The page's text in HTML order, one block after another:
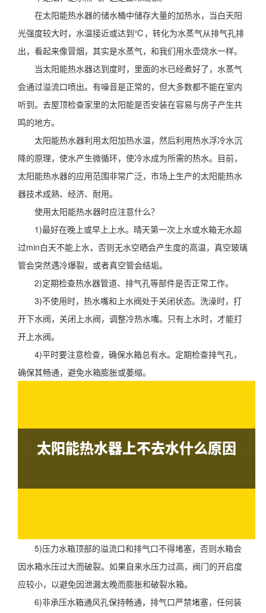
在太阳能热水器的储水桶中储存大量的加热水，当白天阳
光强度较大时，水温接近或达到℃，转化为水蒸气从排气孔排
出，看起来像冒烟，其实是水蒸气，和我们用水壶烧水一样。
当太阳能热水器达到度时，里面的水已经煮好了，水蒸气
会通过溢流口喷出。有噪音是正常的，但大多数都不能在室内
听到。去屋顶检查家里的太阳能是否安装在容易与房子产生共
鸣的地方。
太阳能热水器利用太阳加热水温，然后利用热水浮冷水沉
降的原理，使水产生微循环，使冷水成为所需的热水。目前，
太阳能热水器的应用范围非常广泛，市场上生产的太阳能热水
器技术成熟、经济、耐用。
使用太阳能热水器时应注意什么？
1)最好在晚上或早上上水。晴天第一次上水或水箱无水超
过min白天不能上水，否则无水空晒会产生度的高温，真空玻璃
管会突然遇冷爆裂，或者真空管会结垢。
2)定期检查热水器管道、排气孔等部件是否正常工作。
3)不使用时，热水嘴和上水阀处于关闭状态。洗澡时，打
开下水阀，关闭上水阀，调整冷热水嘴。只有上水时，才能打
开上水阀。
4)平时要注意检查，确保水箱总有水。定期检查排气孔，
确保其畅通，避免水箱膨胀或萎缩。
5)压力水箱顶部的溢流口和排气口不得堵塞，否则水箱会
因水箱水压过大而破裂。如果自来水压力过高，阀门的开启度
应较小，以避免因泄漏太晚而膨胀和破裂水箱。
6)非承压水箱通风孔保持畅通，排气口严禁堵塞，任何装